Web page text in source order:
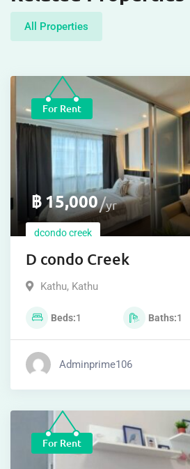
All Properties
For Rent
฿15,000 yr
dcondo creek
D condo Creek
Kathu, Kathu
Beds 1 Baths 1
Adminprime106
For Rent